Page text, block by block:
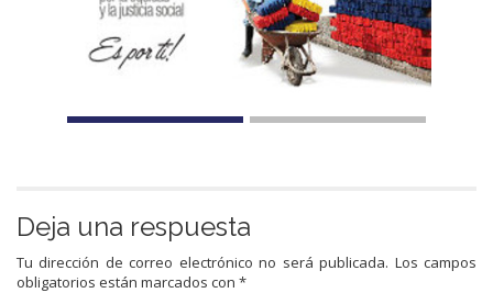
Deja una respuesta
Tu dirección de correo electrónico no será publicada. Los campos
obligatorios están marcados con *